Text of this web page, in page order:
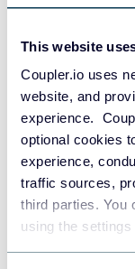
This website
Coupler.io uses
website, and
experience.
optional cookies
experience,
traffic sources,
third parties. You
using the settings
Paso 5 :
un aspecto